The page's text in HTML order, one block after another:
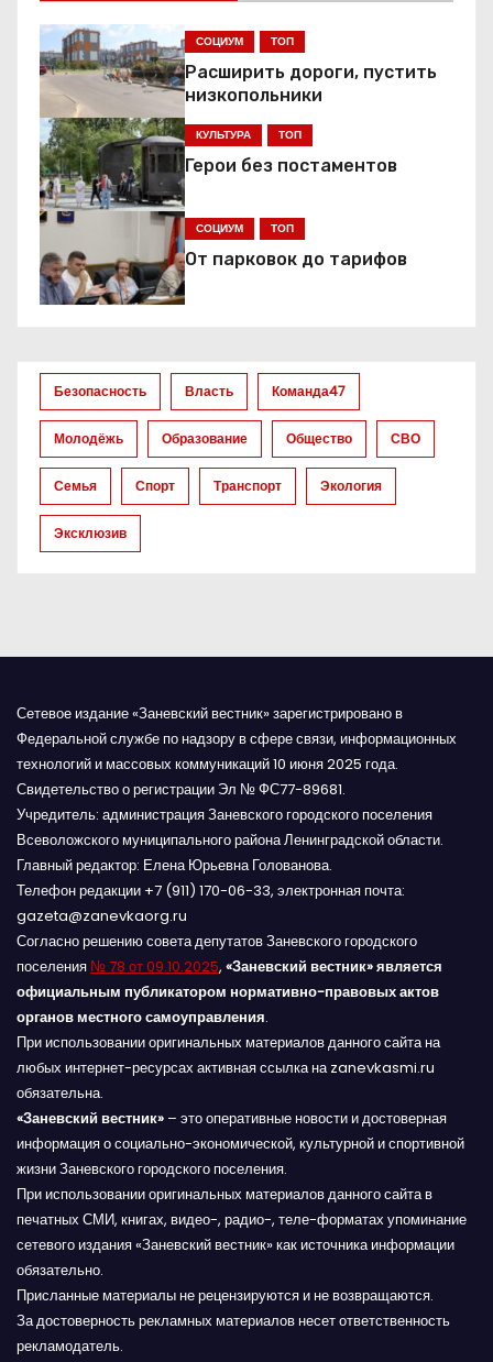
и
г
а
ц
и
я
п
м
СОЦИУМ ТОП
Расширить дороги, пустить
низкопольники
КУЛЬТУРА ТОП
Герои без постаментов
СОЦИУМ ТОП
От парковок до тарифов
Безопасность Власть Команда47
Молодёжь Образование Общество СВО
Семья Спорт Транспорт Экология
Эксклюзив
Сетевое издание «Заневский вестник» зарегистрировано в
Федеральной службе по надзору в сфере связи, информационных
технологий и массовых коммуникаций 10 июня 2025 года.
Свидетельство о регистрации Эл № ФС77-89681.
Учредитель: администрация Заневского городского поселения
Всеволожского муниципального района Ленинградской области.
Главный редактор: Елена Юрьевна Голованова.
Телефон редакции +7 (911) 170-06-33, электронная почта:
gazeta@zanevkaorg.ru
Согласно решению совета депутатов Заневского городского
поселения № 78 от 09.10.2025, «Заневский вестник» является
официальным публикатором нормативно-правовых актов
органов местного самоуправления.
При использовании оригинальных материалов данного сайта на
любых интернет-ресурсах активная ссылка на zanevkasmi.ru
обязательна.
«Заневский вестник» – это оперативные новости и достоверная
информация о социально-экономической, культурной и спортивной
жизни Заневского городского поселения.
При использовании оригинальных материалов данного сайта в
печатных СМИ, книгах, видео-, радио-, теле-форматах упоминание
сетевого издания «Заневский вестник» как источника информации
обязательно.
Присланные материалы не рецензируются и не возвращаются.
За достоверность рекламных материалов несет ответственность
рекламодатель.